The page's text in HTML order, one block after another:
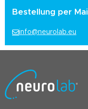
Bestellung per Mail
info@neurolab.eu